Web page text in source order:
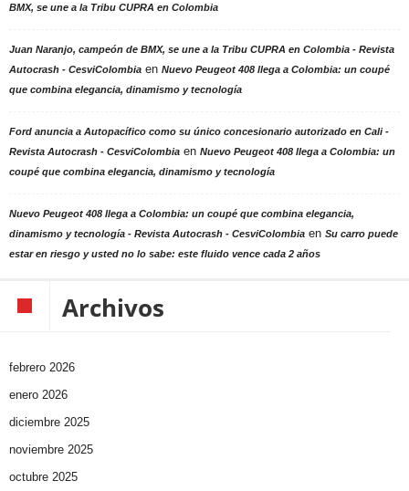
BMX, se une a la Tribu CUPRA en Colombia
Juan Naranjo, campeón de BMX, se une a la Tribu CUPRA en Colombia - Revista
Autocrash - CesviColombia en Nuevo Peugeot 408 llega a Colombia: un coupé
que combina elegancia, dinamismo y tecnología
Ford anuncia a Autopacífico como su único concesionario autorizado en Cali -
Revista Autocrash - CesviColombia en Nuevo Peugeot 408 llega a Colombia: un
coupé que combina elegancia, dinamismo y tecnología
Nuevo Peugeot 408 llega a Colombia: un coupé que combina elegancia,
dinamismo y tecnología - Revista Autocrash - CesviColombia en Su carro puede
estar en riesgo y usted no lo sabe: este fluido vence cada 2 años
Archivos
febrero 2026
enero 2026
diciembre 2025
noviembre 2025
octubre 2025